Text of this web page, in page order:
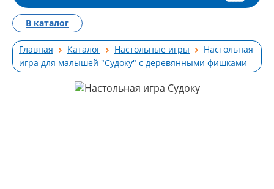
Главная Каталог Настольные игры
Настольная
игра для малышей "Судоку" с деревянными фишками
В каталог